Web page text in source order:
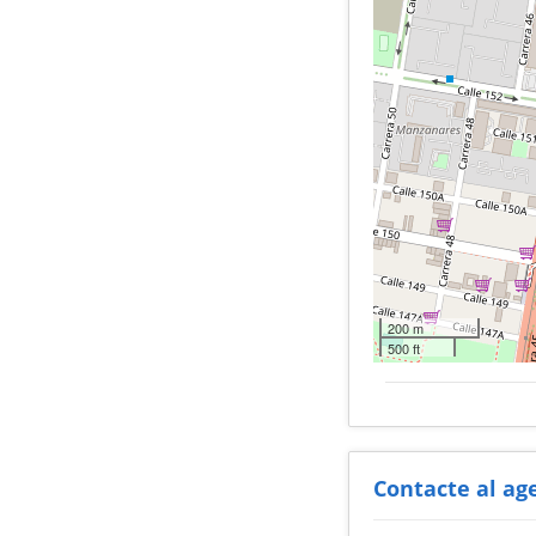
200 m
500 ft
Contacte al